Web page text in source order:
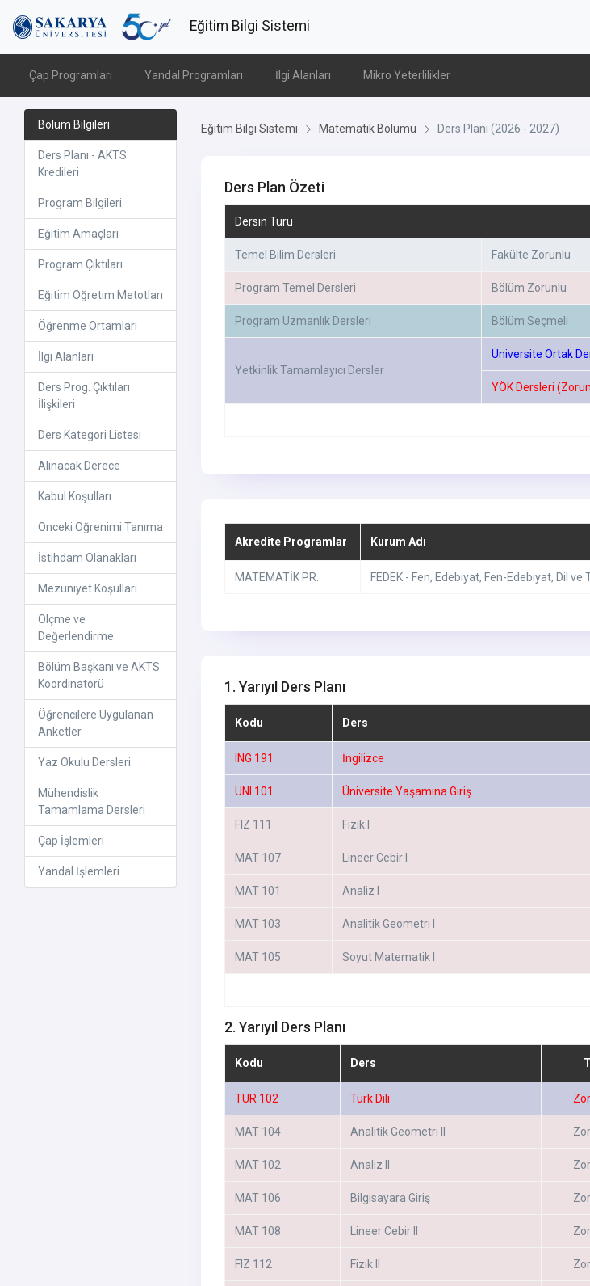
Eğitim Bilgi Sistemi
Çap Programları Yandal Programları İlgi Alanları Mikro Yeterlilikler
Bölüm Bilgileri
Ders Planı - AKTS
Kredileri
Program Bilgileri
Eğitim Amaçları
Program Çıktıları
Eğitim Öğretim Metotları
Öğrenme Ortamları
İlgi Alanları
Ders Prog. Çıktıları
İlişkileri
Ders Kategori Listesi
Alınacak Derece
Kabul Koşulları
Önceki Öğrenimi Tanıma
İstihdam Olanakları
Mezuniyet Koşulları
Ölçme ve
Değerlendirme
Bölüm Başkanı ve AKTS
Koordinatorü
Öğrencilere Uygulanan
Anketler
Yaz Okulu Dersleri
Mühendislik
Tamamlama Dersleri
Çap İşlemleri
Yandal İşlemleri
Eğitim Bilgi Sistemi Matematik Bölümü Ders Planı (2026 - 2027)
Ders Plan Özeti
Dersin Türü
Temel Bilim Dersleri Fakülte Zorunlu
Program Temel Dersleri Bölüm Zorunlu
Program Uzmanlık Dersleri Bölüm Seçmeli
Yetkinlik Tamamlayıcı Dersler
Üniversite Ortak
YÖK Dersleri
Akredite Programlar Kurum Adı
MATEMATİK PR. FEDEK - Fen, Edebiyat, Fen-Edebiyat, Dil
1. Yarıyıl Ders Planı
Kodu Ders
ING 191 İngilizce
UNI 101 Üniversite Yaşamına Giriş
FIZ 111 Fizik I
MAT 107 Lineer Cebir I
MAT 101 Analiz I
MAT 103 Analitik Geometri I
MAT 105 Soyut Matematik I
2. Yarıyıl Ders Planı
Kodu Ders
TUR 102 Türk Dili
MAT 104 Analitik Geometri II
MAT 102 Analiz II
MAT 106 Bilgisayara Giriş
MAT 108 Lineer Cebir II
FIZ 112 Fizik II